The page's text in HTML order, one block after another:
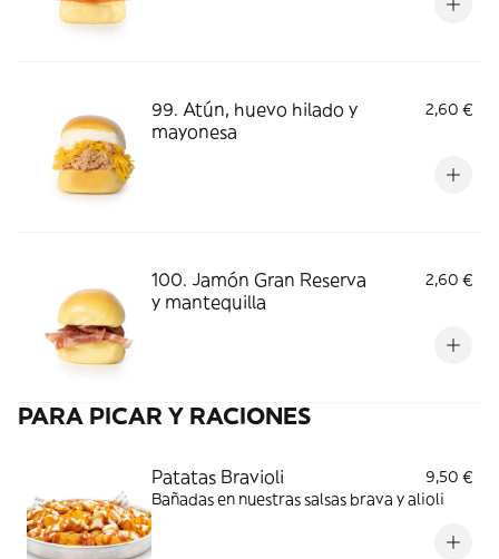
99. Atún, huevo hilado y
mayonesa
2,60 €
100. Jamón Gran Reserva
y mantequilla
2,60 €
PARA PICAR Y RACIONES
Patatas Bravioli
9,50 €
Bañadas en nuestras salsas brava y alioli